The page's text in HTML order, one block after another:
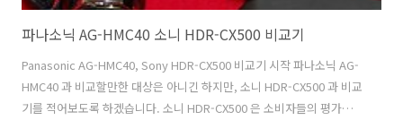
파나소닉 AG-HMC40 소니 HDR-CX500 비교기
Panasonic AG-HMC40, Sony HDR-CX500 비교기 시작 파나소닉 AG-
HMC40 과 비교할만한 대상은 아니긴 하지만, 소니 HDR-CX500 과 비교
기를 적어보도록 하겠습니다. 소니 HDR-CX500 은 소비자들의 평가에서